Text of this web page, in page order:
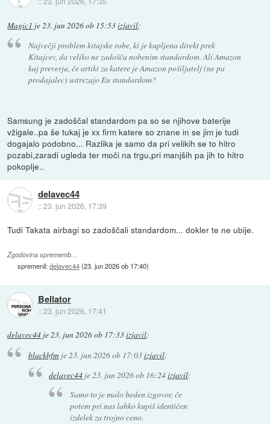
Magic1 je23. jun 2026 ob 15:53izjavil:
Največji problem kitajske robe, ki je kupljena direkt prek
Kitajcev, da veliko ne zadošča nobenim standardom. Ali Amazon
kaj preverja, če artiki za katere je Amazon pošiljatelj (ne pa
prodajalec) ustrezajo Eu standardom?
Samsung je zadoščal standardom pa so se njihove baterije
vžigale..pa še tukaj je xx firm katere so znane in se jim je tudi
dogajalo podobno... Razlika je samo da pri velikih se to hitro
pozabi,zaradi ugleda ter moči na trgu,pri manjših pa jih to hitro
pokoplje..
delavec44
::23. jun 2026, 17:39
Tudi Takata airbagi so zadoščali standardom... dokler te ne ubije.
Zgodovina sprememb…
spremenil:delavec44(23. jun 2026 ob 17:40)
Bellator
::23. jun 2026, 17:41
delavec44 je23. jun 2026 ob 17:33izjavil:
blackbfmje23. jun 2026 ob 17:03izjavil:
delavec44 je 23. jun 2026 ob 16:24izjavil:
Samo to je malo beden izgovor, če
potem pri nas lahko kupiš identičen
izdelek za trojno ceno.